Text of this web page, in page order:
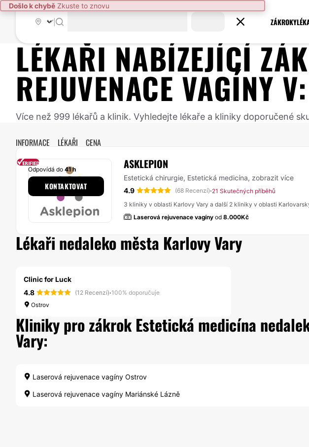
Došlo k chybě Zkuste to znovu
ZÁKROKY
LÉKAŘI NABÍZEJÍCÍ
REJUVENACE VAGÍNY V:
Více než 999 lékařů a klinik. Vyhledejte lékaře a kliniky doporučené
INFORMACE LÉKAŘI CENA
ASKLEPION
Estetická chirurgie, Estetická medicína, zobrazit více
4.9
(68 Recenzí)·21 Skutečných příběhů
3 kliniky v oblasti Karlovy Vary a další 2 kliniky v oblasti
Laserová rejuvenace vagíny od 8.000Kč
Odpovídá do 41 h
KONTAKTOVAT
Lékaři nedaleko města Karlovy Vary
Clinic for Luck
4.8
(12 Recenzí)·100% doporučuje
Ostrov
Kliniky pro zákrok Estetická medicína
Vary:
Laserová rejuvenace vagíny Ostrov
Laserová rejuvenace vagíny Mariánské Lázně